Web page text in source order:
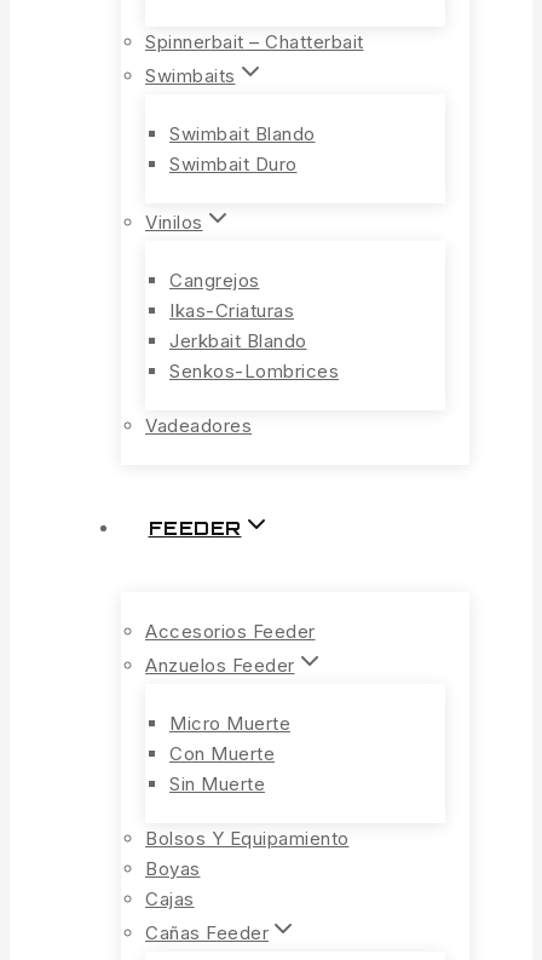
Spinnerbait – Chatterbait
Swimbaits
Swimbait Blando
Swimbait Duro
Vinilos
Cangrejos
Ikas-Criaturas
Jerkbait Blando
Senkos-Lombrices
Vadeadores
FEEDER
Accesorios Feeder
Anzuelos Feeder
Micro Muerte
Con Muerte
Sin Muerte
Bolsos Y Equipamiento
Boyas
Cajas
Cañas Feeder